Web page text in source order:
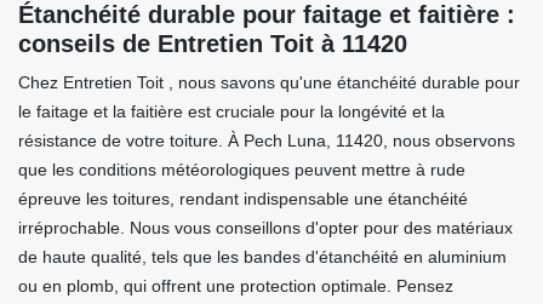
Étanchéité durable pour faitage et faitière :
conseils de Entretien Toit à 11420
Chez Entretien Toit , nous savons qu'une étanchéité durable pour
le faitage et la faitière est cruciale pour la longévité et la
résistance de votre toiture. À Pech Luna, 11420, nous observons
que les conditions météorologiques peuvent mettre à rude
épreuve les toitures, rendant indispensable une étanchéité
irréprochable. Nous vous conseillons d'opter pour des matériaux
de haute qualité, tels que les bandes d'étanchéité en aluminium
ou en plomb, qui offrent une protection optimale. Pensez